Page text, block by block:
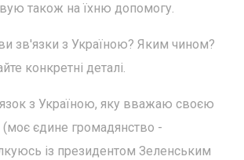
також на їхню допомогу.
зв'язки з Україною? Яким чином?
конкретні деталі.
з Україною, яку вважаю своєю
єдине громадянство -
із президентом Зеленським